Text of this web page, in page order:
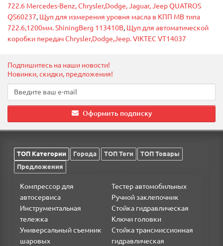
722.6 Mercedes-Benz, Chrysler,Dodge, Jaguar, Jeep QUATROS
QS60237, Щуп для измерения уровня масла в КПП MB типа
722.6,1200мм. ShiningBerg 113410B, Щуп для автоматической
коробки передач Chrysler,Dodge,Jeep. VIKTEC VT14037
Подпишитесь на наши новости!
Новинки, скидки, предложения!
Оформить подписку
ТОП Категории Города ТОП Теги
ТОП Товары
Предложения
Компрессор для
автосервиса
Инструментальная
тележка
Универсальный съемник
шаровых
Тестер автомобильных
Ручной заклепочник
Стойка гидравлическая
Ключи головки
Стойка трансмиссионная
гидравлическая